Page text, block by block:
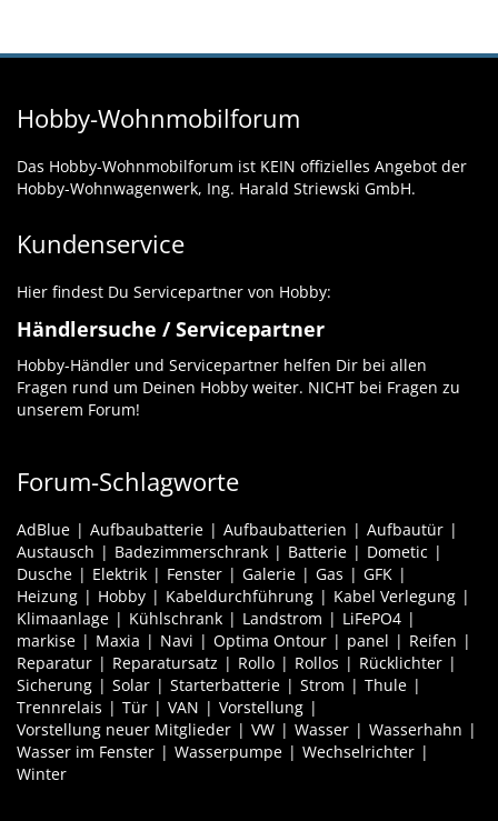
Hobby-Wohnmobilforum
Das Hobby-Wohnmobilforum ist KEIN offizielles Angebot der
Hobby-Wohnwagenwerk, Ing. Harald Striewski GmbH.
Kundenservice
Hier findest Du Servicepartner von Hobby:
Händlersuche / Servicepartner
Hobby-Händler und Servicepartner helfen Dir bei allen
Fragen rund um Deinen Hobby weiter. NICHT bei Fragen zu
unserem Forum!
Forum-Schlagworte
AdBlue Aufbaubatterie Aufbaubatterien
Aufbautür
Austausch
Badezimmerschrank Batterie
Dometic
Dusche
Elektrik Fenster Galerie Gas
GFK
Heizung
Hobby Kabeldurchführung
Kabel Verlegung
Klimaanlage
Kühlschrank Landstrom
LiFePO4
markise
Maxia Navi Optima Ontour panel
Reifen
Reparatur
Reparatursatz Rollo Rollos
Rücklichter
Sicherung
Solar Starterbatterie Strom
Thule
Trennrelais
Tür VAN
Vorstellung
Vorstellung neuer Mitglieder
VW Wasser
Wasserhahn
Wasser im Fenster
Wasserpumpe
Wechselrichter
Winter